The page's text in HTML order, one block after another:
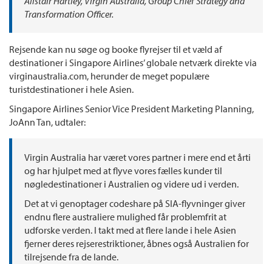
Transformation Officer.
Rejsende kan nu søge og booke flyrejser til et væld af
destinationer i Singapore Airlines’ globale netværk direkte via
virginaustralia.com, herunder de meget populære
turistdestinationer i hele Asien.
Singapore Airlines Senior Vice President Marketing Planning,
JoAnn Tan, udtaler:
Virgin Australia har været vores partner i mere end et årti
og har hjulpet med at flyve vores fælles kunder til
nøgledestinationer i Australien og videre ud i verden.
Det at vi genoptager codeshare på SIA-flyvninger giver
endnu flere australiere mulighed får problemfrit at
udforske verden. I takt med at flere lande i hele Asien
fjerner deres rejserestriktioner, åbnes også Australien for
tilrejsende fra de lande.